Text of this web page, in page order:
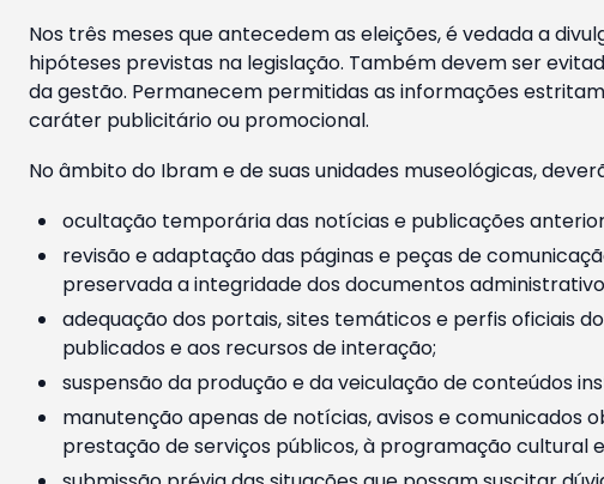
Nos três meses que antecedem as eleições, é vedada a
hipóteses previstas na legislação. Também devem ser
da gestão. Permanecem permitidas as informações
caráter publicitário ou promocional.
No âmbito do Ibram e de suas unidades museológicas,
ocultação temporária das notícias e publicações
revisão e adaptação das páginas e peças de
preservada a integridade dos documentos
adequação dos portais, sites temáticos e perfis oficiais
publicados e aos recursos de interação;
suspensão da produção e da veiculação de conteúdos
manutenção apenas de notícias, avisos e comunicados
prestação de serviços públicos, à programação cultural